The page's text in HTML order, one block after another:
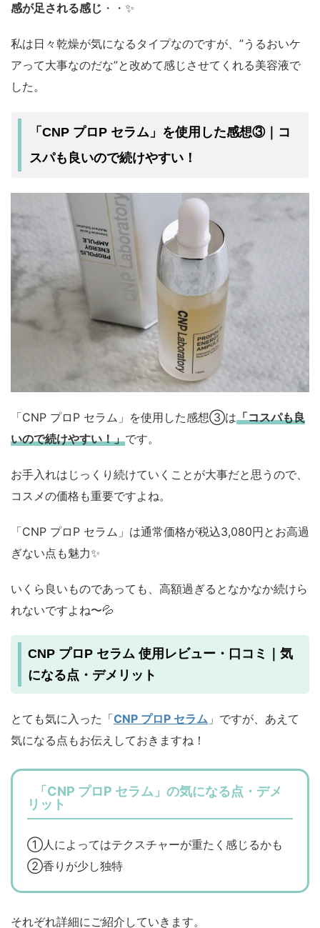
感が足される感じ ・・✨
私は日々乾燥が気になるタイプなのですが、”うるおいケ
アって大事なのだな”と改めて感じさせてくれる美容液で
した。
「CNP プロP セラム」を使用した感想③｜ コ
スパも良いので続けやすい！
「CNP プロP セラム」を使用した感想③は「コスパも良
いので続けやすい！」です。
お手入れはじっくり続けていくことが大事だと思うので、
コスメの価格も重要ですよね。
「CNP プロP セラム」は通常価格が税込3,080円とお高過
ぎない点も魅力✨
いくら良いものであっても、高額過ぎるとなかなか続けら
れないですよね〜💦
CNP プロP セラム 使用レビュー・口コミ｜気
になる点・デメリット
とても気に入った「CNP プロP セラム 」ですが、あえて
気になる点もお伝えしておきますね！
「CNP プロP セラム」の気になる点・デメ
リット
①人によってはテクスチャーが重たく感じるかも
②香りが少し独特
それぞれ詳細にご紹介していきます。